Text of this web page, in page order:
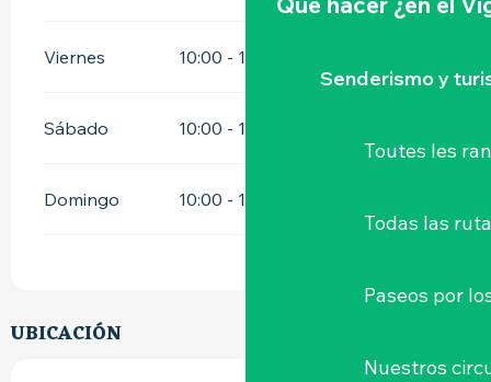
Senderismo y
Toutes les
Todas las
Paseos por
Nuestros
Viernes 10:00 - 13:00
Sábado 10:00 - 13:00
Domingo 10:00 - 13:00
UBICACIÓN